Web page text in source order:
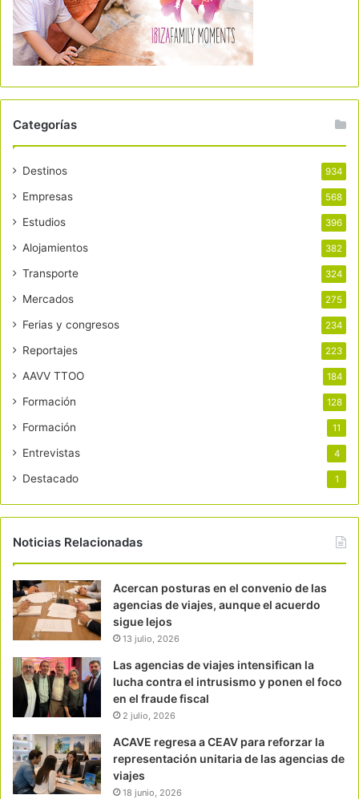
Categorías
Destinos 934
Empresas 568
Estudios 396
Alojamientos 382
Transporte 324
Mercados 275
Ferias y congresos 234
Reportajes 223
AAVV TTOO 184
Formación 128
Formación 11
Entrevistas 4
Destacado 1
Noticias Relacionadas
Acercan posturas en el convenio de las
agencias de viajes, aunque el acuerdo
sigue lejos
13 julio, 2026
Las agencias de viajes intensifican la
lucha contra el intrusismo y ponen el foco
en el fraude fiscal
2 julio, 2026
ACAVE regresa a CEAV para reforzar la
representación unitaria de las agencias de
viajes
18 junio, 2026